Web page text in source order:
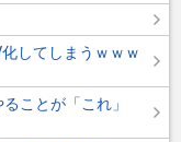
してしまうｗｗｗ
ことが「これ」